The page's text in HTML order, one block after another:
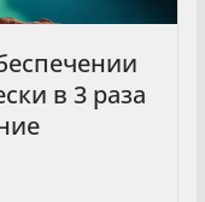
в 3 раза